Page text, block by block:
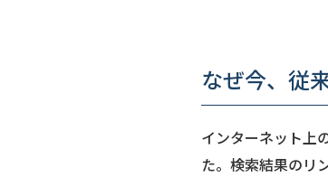
なぜ今、従
インターネット上
た。検索結果のリ